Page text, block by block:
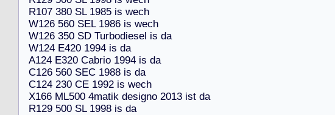
R107 380 SL 1985 is wech
W126 560 SEL 1986 is wech
W126 350 SD Turbodiesel is da
W124 E420 1994 is da
A124 E320 Cabrio 1994 is da
C126 560 SEC 1988 is da
C124 230 CE 1992 is wech
X166 ML500 4matik designo 2013 ist da
R129 500 SL 1998 is da